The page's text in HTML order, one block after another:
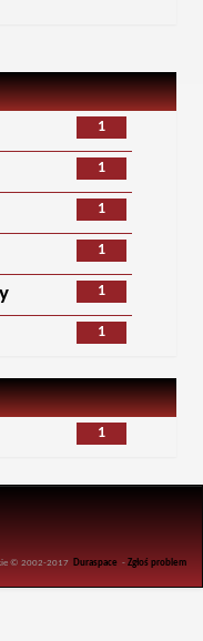
1
1
1
1
1
1
1
© 2002-2017 Duraspace -Zgłoś problem